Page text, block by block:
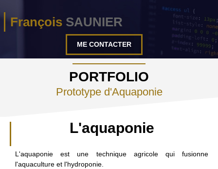
François SAUNIER
ME CONTACTER
PORTFOLIO
Prototype d'Aquaponie
L'aquaponie
L'aquaponie est une technique agricole qui fusionne
l'aquaculture et l'hydroponie.